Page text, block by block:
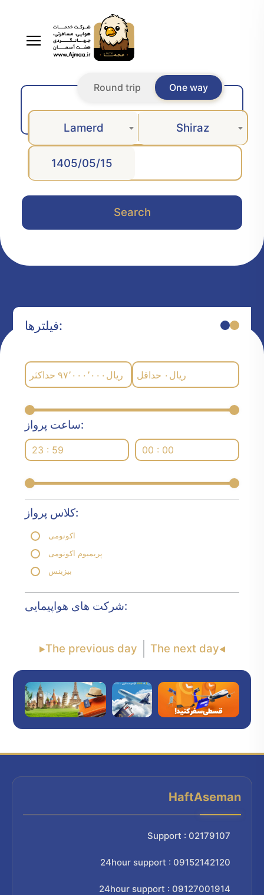
One way
Round trip
Lamerd Shiraz
Search
فیلترها:
حداکثر ۹۷٬۰۰۰٬۰۰۰ ریال حداقل ۰ ریال
ساعت پرواز:
23 : 59 00 : 00
کلاس پرواز:
اکونومی
پریمیوم اکونومی
بیزینس
شرکت های هواپیمایی:
The previous day The next day
HaftAseman
Support : 02179107
24hour support : 09152142120
24hour support : 09127001914